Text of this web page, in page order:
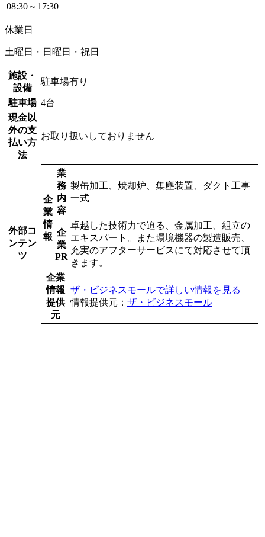
08:30～17:30
休業日
土曜日・日曜日・祝日
施設・
設備
駐車場有り
駐車場 4台
現金以
外の支
払い方
法
お取り扱いしておりません
外部コ
ンテン
ツ
企
業
情
報
業
務
内
容
製缶加工、焼却炉、集塵装置、ダクト工事
一式
企
業
PR
卓越した技術力で迫る、金属加工、組立の
エキスパート。また環境機器の製造販売、
充実のアフターサービスにて対応させて頂
きます。
企業
情報
提供
元
ザ・ビジネスモールで詳しい情報を見る
情報提供元： ザ・ビジネスモール